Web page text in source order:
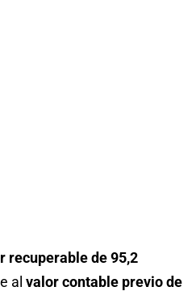
recuperable de 95,2
al valor contable previo de